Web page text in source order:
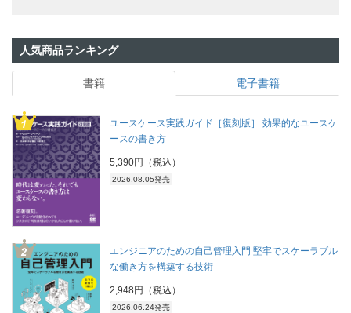
人気商品ランキング
書籍 電子書籍
ユースケース実践ガイド［復刻版］ 効果的なユースケ
ースの書き方
5,390円（税込）
2026.08.05発売
エンジニアのための自己管理入門 堅牢でスケーラブル
な働き方を構築する技術
2,948円（税込）
2026.06.24発売